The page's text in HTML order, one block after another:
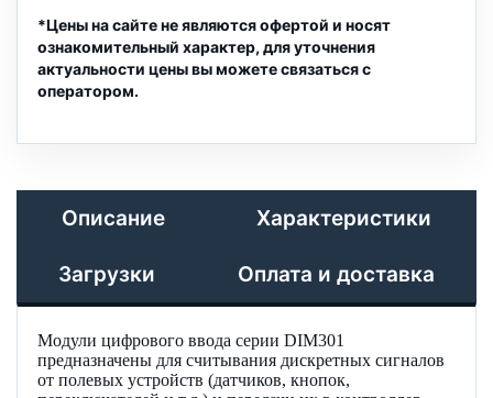
*Цены на сайте не являются офертой и носят
ознакомительный характер, для уточнения
актуальности цены вы можете связаться с
оператором.
Описание Характеристики
Загрузки Оплата и доставка
Модули цифрового ввода серии DIM301
предназначены для считывания дискретных сигналов
от полевых устройств (датчиков, кнопок,